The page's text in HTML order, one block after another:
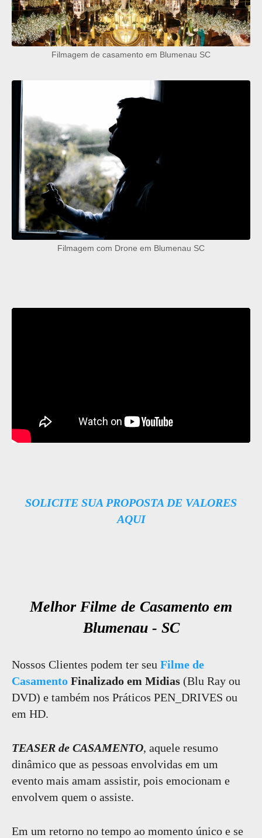
Filmagem de casamento em Blumenau SC
Filmagem com Drone em Blumenau SC
SOLICITE SUA PROPOSTA DE VALORES
AQUI
Melhor Filme de Casamento em
Blumenau - SC
Nossos Clientes podem ter seu Filme de
Casamento Finalizado em Midias (Blu Ray ou
DVD) e também nos Práticos PEN_DRIVES ou
em HD.
TEASER de CASAMENTO, aquele resumo
dinâmico que as pessoas envolvidas em um
evento mais amam assistir, pois emocionam e
envolvem quem o assiste.
Em um retorno no tempo ao momento único e se